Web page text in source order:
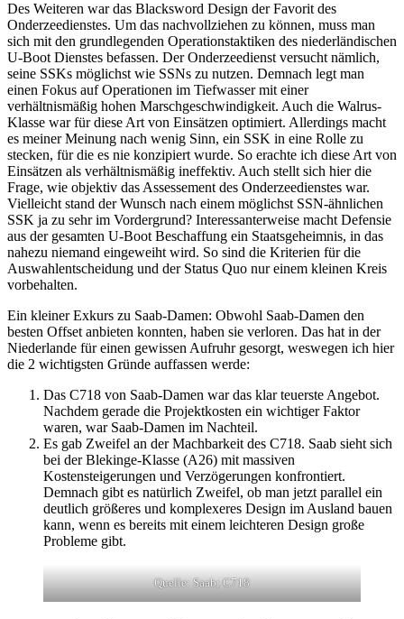
Des Weiteren war das Blacksword Design der Favorit des
Onderzeedienstes. Um das nachvollziehen zu können, muss man
sich mit den grundlegenden Operationstaktiken des niederländischen
U-Boot Dienstes befassen. Der Onderzeedienst versucht nämlich,
seine SSKs möglichst wie SSNs zu nutzen. Demnach legt man
einen Fokus auf Operationen im Tiefwasser mit einer
verhältnismäßig hohen Marschgeschwindigkeit. Auch die Walrus-
Klasse war für diese Art von Einsätzen optimiert. Allerdings macht
es meiner Meinung nach wenig Sinn, ein SSK in eine Rolle zu
stecken, für die es nie konzipiert wurde. So erachte ich diese Art von
Einsätzen als verhältnismäßig ineffektiv. Auch stellt sich hier die
Frage, wie objektiv das Assessement des Onderzeedienstes war.
Vielleicht stand der Wunsch nach einem möglichst SSN-ähnlichen
SSK ja zu sehr im Vordergrund? Interessanterweise macht Defensie
aus der gesamten U-Boot Beschaffung ein Staatsgeheimnis, in das
nahezu niemand eingeweiht wird. So sind die Kriterien für die
Auswahlentscheidung und der Status Quo nur einem kleinen Kreis
vorbehalten.
Ein kleiner Exkurs zu Saab-Damen: Obwohl Saab-Damen den
besten Offset anbieten konnten, haben sie verloren. Das hat in der
Niederlande für einen gewissen Aufruhr gesorgt, weswegen ich hier
die 2 wichtigsten Gründe auffassen werde:
Das C718 von Saab-Damen war das klar teuerste Angebot.
Nachdem gerade die Projektkosten ein wichtiger Faktor
waren, war Saab-Damen im Nachteil.
Es gab Zweifel an der Machbarkeit des C718. Saab sieht sich
bei der Blekinge-Klasse (A26) mit massiven
Kostensteigerungen und Verzögerungen konfrontiert.
Demnach gibt es natürlich Zweifel, ob man jetzt parallel ein
deutlich größeres und komplexeres Design im Ausland bauen
kann, wenn es bereits mit einem leichteren Design große
Probleme gibt.
Quelle: Saab; C718